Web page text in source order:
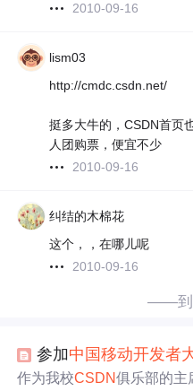
2010-09-16
lism03
http://cmdc.csdn.net/
挺多大牛的，CSDN首页
人团购票，便宜不少
2010-09-16
纠结的木棉花
这个，，在哪儿呢
2010-09-16
——
参加中国移动开发者
作为我校CSDN俱乐部的主